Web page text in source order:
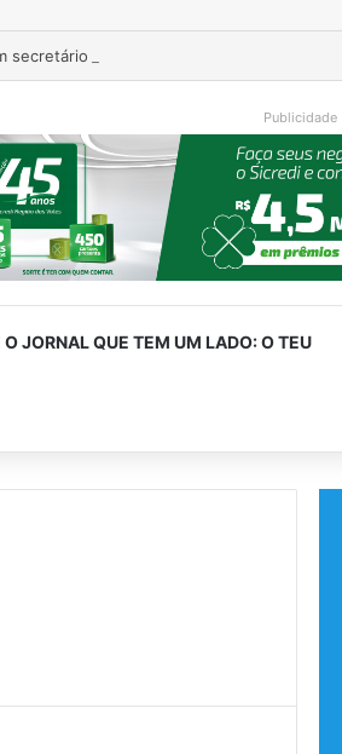
Publicidade
O JORNAL QUE TEM UM LADO: O TEU